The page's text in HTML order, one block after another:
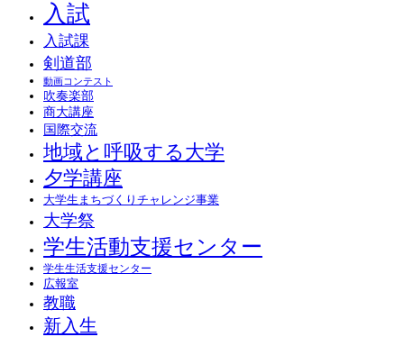
入試
入試課
剣道部
動画コンテスト
吹奏楽部
商大講座
国際交流
地域と呼吸する大学
夕学講座
大学生まちづくりチャレンジ事業
大学祭
学生活動支援センター
学生生活支援センター
広報室
教職
新入生